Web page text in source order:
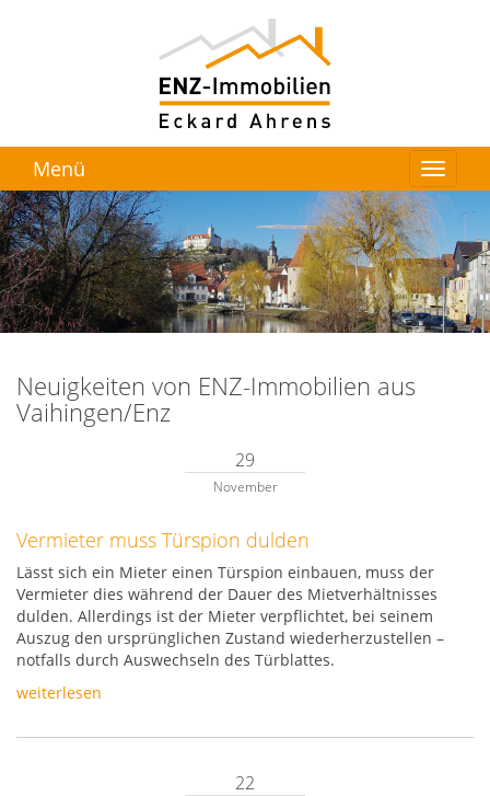
Menü
Neuigkeiten von ENZ-Immobilien aus
Vaihingen/Enz
29
November
Vermieter muss Türspion dulden
Lässt sich ein Mieter einen Türspion einbauen, muss der
Vermieter dies während der Dauer des Mietverhältnisses
dulden. Allerdings ist der Mieter verpflichtet, bei seinem
Auszug den ursprünglichen Zustand wiederherzustellen –
notfalls durch Auswechseln des Türblattes.
weiterlesen
22